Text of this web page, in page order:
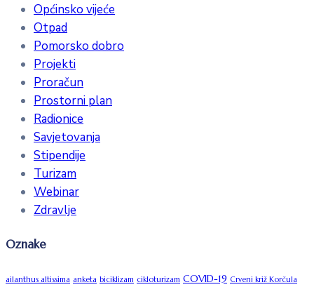
Općinsko vijeće
Otpad
Pomorsko dobro
Projekti
Proračun
Prostorni plan
Radionice
Savjetovanja
Stipendije
Turizam
Webinar
Zdravlje
Oznake
ailanthus altissima anketa biciklizam cikloturizam COVID-19 Crveni križ Korčula